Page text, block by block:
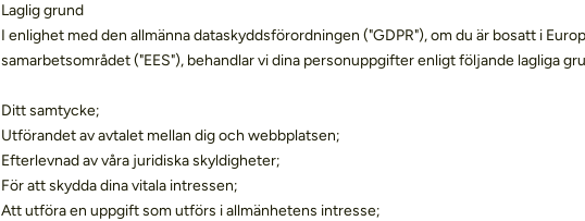
Laglig grund
I enlighet med den allmänna dataskyddsförordningen ("GDPR"), om du är bosatt i
samarbetsområdet ("EES"), behandlar vi dina personuppgifter enligt följande lagliga
Ditt samtycke;
Utförandet av avtalet mellan dig och webbplatsen;
Efterlevnad av våra juridiska skyldigheter;
För att skydda dina vitala intressen;
Att utföra en uppgift som utförs i allmänhetens intresse;